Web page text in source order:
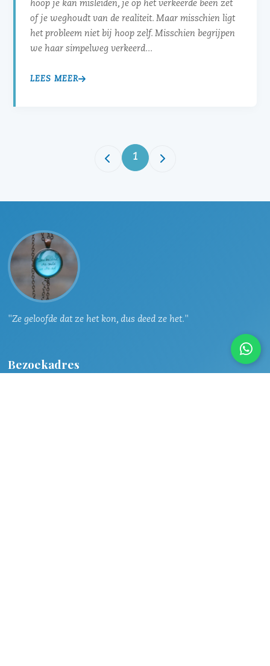
hoop je kan misleiden, je op het verkeerde been zet
of je weghoudt van de realiteit. Maar misschien ligt
het probleem niet bij hoop zelf. Misschien begrijpen
we haar simpelweg verkeerd...
LEES MEER
1
"Ze geloofde dat ze het kon, dus deed ze het."
Bezoekadres